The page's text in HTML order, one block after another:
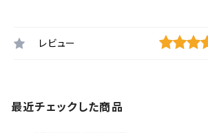
レビュー
最近チェックした商品